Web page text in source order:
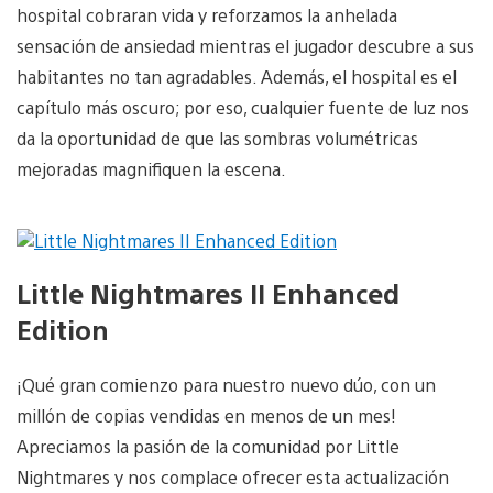
hospital cobraran vida y reforzamos la anhelada
sensación de ansiedad mientras el jugador descubre a sus
habitantes no tan agradables. Además, el hospital es el
capítulo más oscuro; por eso, cualquier fuente de luz nos
da la oportunidad de que las sombras volumétricas
mejoradas magnifiquen la escena.
Little Nightmares II Enhanced
Edition
¡Qué gran comienzo para nuestro nuevo dúo, con un
millón de copias vendidas en menos de un mes!
Apreciamos la pasión de la comunidad por Little
Nightmares y nos complace ofrecer esta actualización